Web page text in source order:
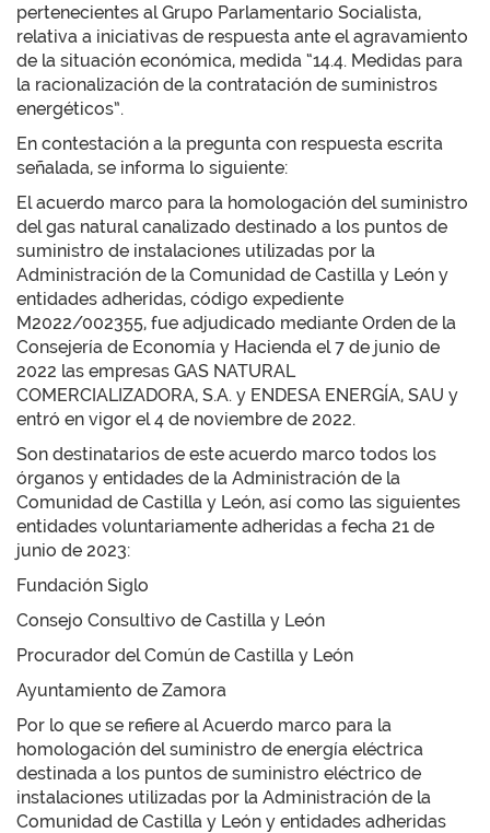
pertenecientes al Grupo Parlamentario Socialista,
relativa a iniciativas de respuesta ante el agravamiento
de la situación económica, medida “14.4. Medidas para
la racionalización de la contratación de suministros
energéticos”.
En contestación a la pregunta con respuesta escrita
señalada, se informa lo siguiente:
El acuerdo marco para la homologación del suministro
del gas natural canalizado destinado a los puntos de
suministro de instalaciones utilizadas por la
Administración de la Comunidad de Castilla y León y
entidades adheridas, código expediente
M2022/002355, fue adjudicado mediante Orden de la
Consejería de Economía y Hacienda el 7 de junio de
2022 las empresas GAS NATURAL
COMERCIALIZADORA, S.A. y ENDESA ENERGÍA, SAU y
entró en vigor el 4 de noviembre de 2022.
Son destinatarios de este acuerdo marco todos los
órganos y entidades de la Administración de la
Comunidad de Castilla y León, así como las siguientes
entidades voluntariamente adheridas a fecha 21 de
junio de 2023:
Fundación Siglo
Consejo Consultivo de Castilla y León
Procurador del Común de Castilla y León
Ayuntamiento de Zamora
Por lo que se refiere al Acuerdo marco para la
homologación del suministro de energía eléctrica
destinada a los puntos de suministro eléctrico de
instalaciones utilizadas por la Administración de la
Comunidad de Castilla y León y entidades adheridas